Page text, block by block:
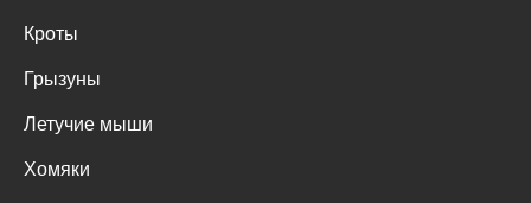
Кроты
Грызуны
Летучие мыши
Хомяки